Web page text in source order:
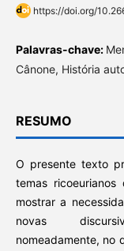
https://doi.org/
Palavras-chave:
Cânone, História
RESUMO
O presente texto
temas
mostrar a
novas
nomeadamente, no